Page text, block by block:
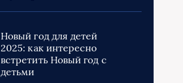
Новый год для детей
2025: как интересно
встретить Новый год с
детьми